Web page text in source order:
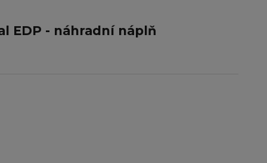
EDP - náhradní náplň